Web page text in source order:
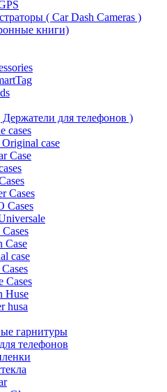
( Car Dash Cameras )
книги)
для телефонов )
cases
case
Case
Cases
Cases
Case
case
Cases
Huse
husa
гарнитуры
телефонов